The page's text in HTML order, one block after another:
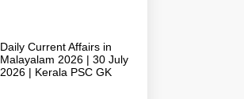
Daily Current Affairs in
Malayalam 2026 | 30 July
2026 | Kerala PSC GK